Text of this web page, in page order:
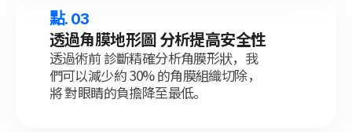
點. 03
透過角膜地形圖 分析提高安全性
透過術前 診斷精確分析角膜形狀，我
們可以減少約 30% 的角膜組織切除，
將 對眼睛的負擔降至最低。